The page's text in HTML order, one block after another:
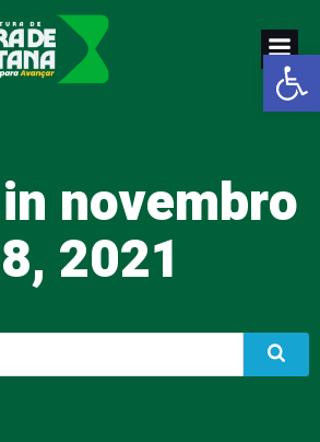
Abrir
Pular
para
o
conteúdo
novembro
2021